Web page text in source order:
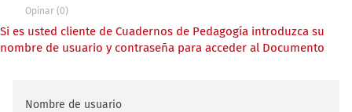
Opinar (0)
Si es usted cliente de Cuadernos de Pedagogía introduzca su
nombre de usuario y contraseña para acceder al Documento
Nombre de usuario